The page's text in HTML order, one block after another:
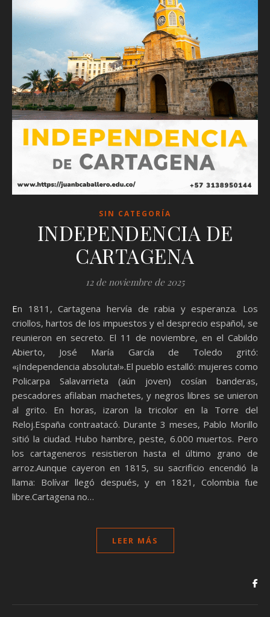
SIN CATEGORÍA
INDEPENDENCIA DE
CARTAGENA
12 de noviembre de 2025
En 1811, Cartagena hervía de rabia y esperanza. Los
criollos, hartos de los impuestos y el desprecio español, se
reunieron en secreto. El 11 de noviembre, en el Cabildo
Abierto, José María García de Toledo gritó:
«¡Independencia absoluta!».El pueblo estalló: mujeres como
Policarpa Salavarrieta (aún joven) cosían banderas,
pescadores afilaban machetes, y negros libres se unieron
al grito. En horas, izaron la tricolor en la Torre del
Reloj.España contraatacó. Durante 3 meses, Pablo Morillo
sitió la ciudad. Hubo hambre, peste, 6.000 muertos. Pero
los cartageneros resistieron hasta el último grano de
arroz.Aunque cayeron en 1815, su sacrificio encendió la
llama: Bolívar llegó después, y en 1821, Colombia fue
libre.Cartagena no…
LEER MÁS